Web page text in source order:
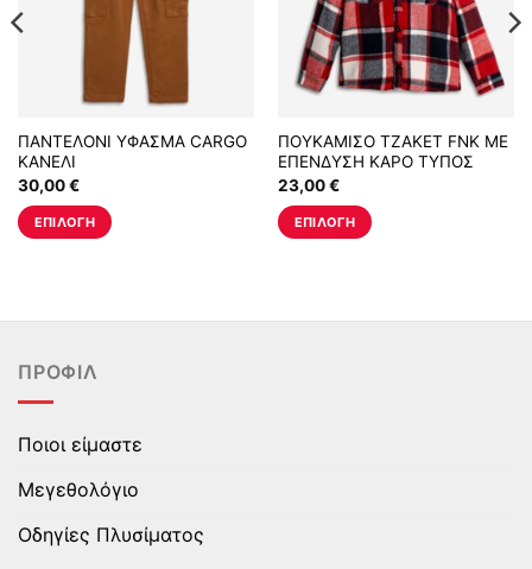
ΠΑΝΤΕΛΟΝΙ ΥΦΑΣΜΑ CARGO
ΚΑΝΕΛΙ
30,00€
ΕΠΙΛΟΓΉ
έχει
παραλλαγές.
Οι
μπορούν
επιλεγούν
στη
σελίδα
ΠΟΥΚΑΜΙΣΟ ΤΖΑΚΕΤ FNK ΜΕ
ΕΠΕΝΔΥΣΗ ΚΑΡΟ ΤΥΠΟΣ
23,00€
ΕΠΙΛΟΓΉ
έχει
ΠΡΟΦΊΛ
Ποιοι είμαστε
Μεγεθολόγιο
Οδηγίες Πλυσίματος